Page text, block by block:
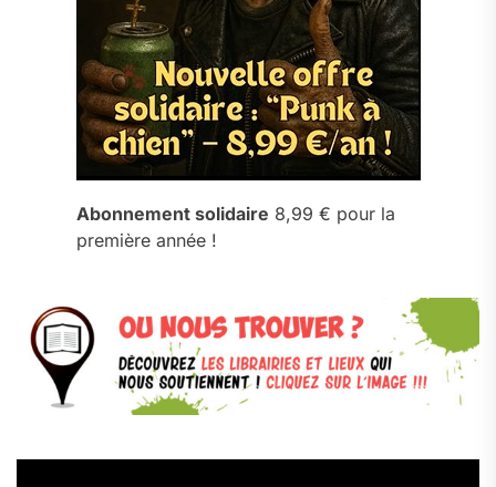
Abonnement solidaire 8,99 € pour la
première année !